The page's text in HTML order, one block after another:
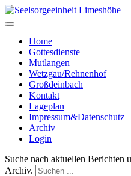
Home
Gottesdienste
Mutlangen
Wetzgau/Rehnenhof
Großdeinbach
Kontakt
Lageplan
Impressum&Datenschutz
Archiv
Login
Suche nach aktuellen Berichten
Archiv.